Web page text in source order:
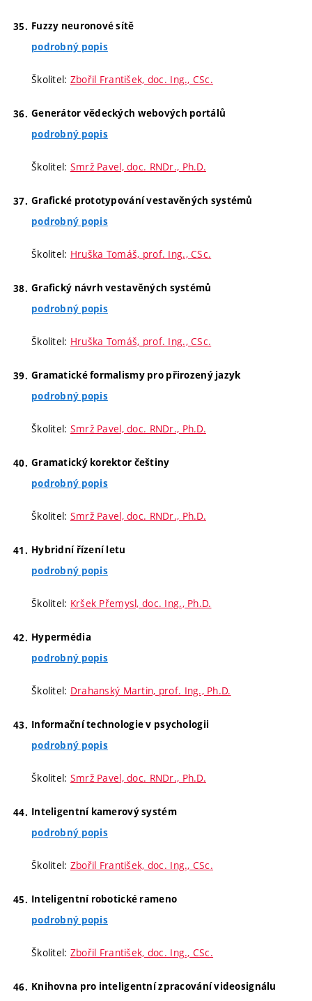
Fuzzy neuronové sítě
podrobný popis
Školitel: Zbořil František, doc. Ing., CSc.
Generátor vědeckých webových portálů
podrobný popis
Školitel: Smrž Pavel, doc. RNDr., Ph.D.
Grafické prototypování vestavěných systémů
podrobný popis
Školitel: Hruška Tomáš, prof. Ing., CSc.
Grafický návrh vestavěných systémů
podrobný popis
Školitel: Hruška Tomáš, prof. Ing., CSc.
Gramatické formalismy pro přirozený jazyk
podrobný popis
Školitel: Smrž Pavel, doc. RNDr., Ph.D.
Gramatický korektor češtiny
podrobný popis
Školitel: Smrž Pavel, doc. RNDr., Ph.D.
Hybridní řízení letu
podrobný popis
Školitel: Kršek Přemysl, doc. Ing., Ph.D.
Hypermédia
podrobný popis
Školitel: Drahanský Martin, prof. Ing., Ph.D.
Informační technologie v psychologii
podrobný popis
Školitel: Smrž Pavel, doc. RNDr., Ph.D.
Inteligentní kamerový systém
podrobný popis
Školitel: Zbořil František, doc. Ing., CSc.
Inteligentní robotické rameno
podrobný popis
Školitel: Zbořil František, doc. Ing., CSc.
Knihovna pro inteligentní zpracování videosignálu